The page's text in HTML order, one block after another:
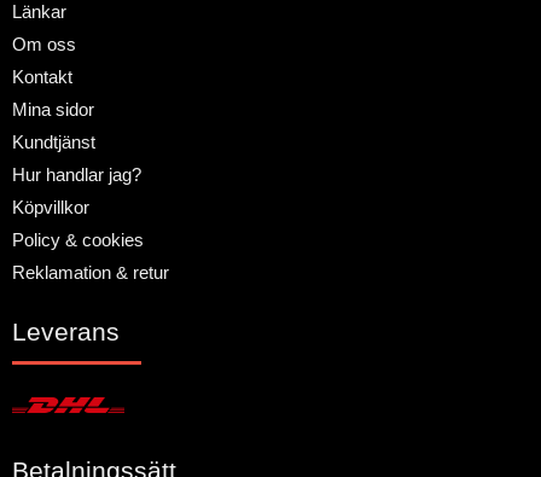
Länkar
Om oss
Kontakt
Mina sidor
Kundtjänst
Hur handlar jag?
Köpvillkor
Policy & cookies
Reklamation & retur
Leverans
Betalningssätt